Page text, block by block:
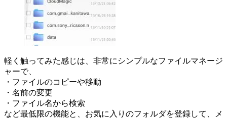
軽く触ってみた感じは、非常にシンプルなファイルマネージ
ャーで、
・ファイルのコピーや移動
・名前の変更
・ファイル名から検索
など最低限の機能と、お気に入りのフォルダを登録して、メ